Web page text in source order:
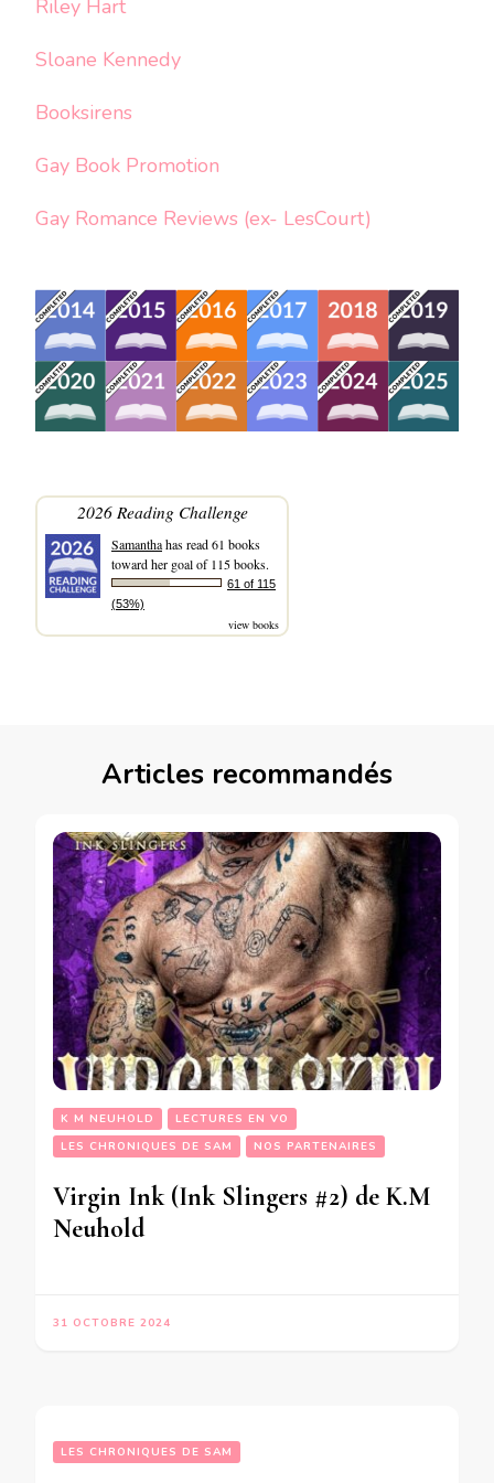
Riley Hart
Sloane Kennedy
Booksirens
Gay Book Promotion
Gay Romance Reviews (ex- LesCourt)
2026 Reading Challenge
Samanthahas read 61 books
toward her goal of 115 books.
61 of 115
(53%)
view books
Articles recommandés
K M NEUHOLD
LECTURES EN VO
LES CHRONIQUES DE SAM
NOS PARTENAIRES
Virgin Ink (Ink Slingers #2) de K.M
Neuhold
31 OCTOBRE 2024
LES CHRONIQUES DE SAM